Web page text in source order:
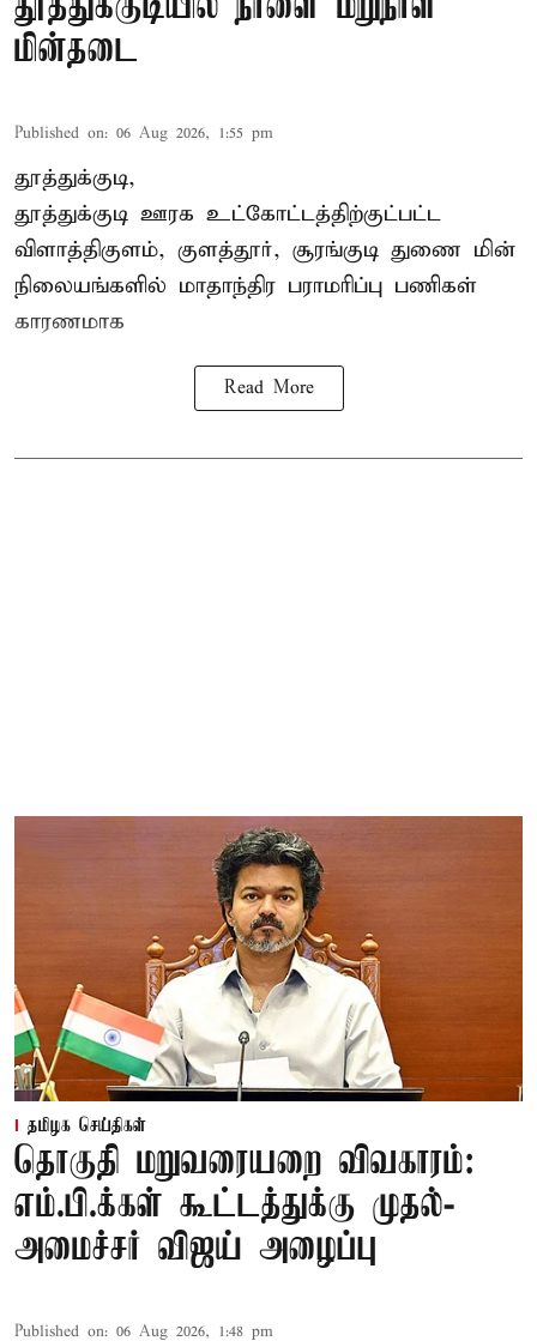
மின்தடை
Published on: 06 Aug 2026, 1:55 pm
தூத்துக்குடி,
தூத்துக்குடி ஊரக உட்கோட்டத்திற்குட்பட்ட
விளாத்திகுளம், குளத்தூர், சூரங்குடி துணை மின்
நிலையங்களில் மாதாந்திர பராமரிப்பு பணிகள்
காரணமாக
Read More
தமிழக செய்திகள்
தொகுதி மறுவரையறை விவகாரம்:
எம்.பி.க்கள் கூட்டத்துக்கு முதல்-
அமைச்சர் விஜய் அழைப்பு
Published on: 06 Aug 2026, 1:48 pm